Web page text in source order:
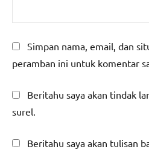
Simpan nama, email, dan
peramban ini untuk komentar
Beritahu saya akan tindak
surel.
Beritahu saya akan tulisan